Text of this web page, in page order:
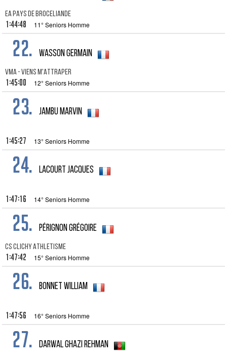
EA PAYS DE BROCELIANDE
1:44:48 11° Seniors Homme
22. Wasson Germain
VMA - VIENS M'ATTRAPER
1:45:00 12° Seniors Homme
23. JAMBU Marvin
1:45:27 13° Seniors Homme
24. Lacourt Jacques
1:47:16 14° Seniors Homme
25. Pérignon Grégoire
CS CLICHY ATHLETISME
1:47:42 15° Seniors Homme
26. Bonnet William
1:47:56 16° Seniors Homme
27. DARWAL GHAZI REHMAN